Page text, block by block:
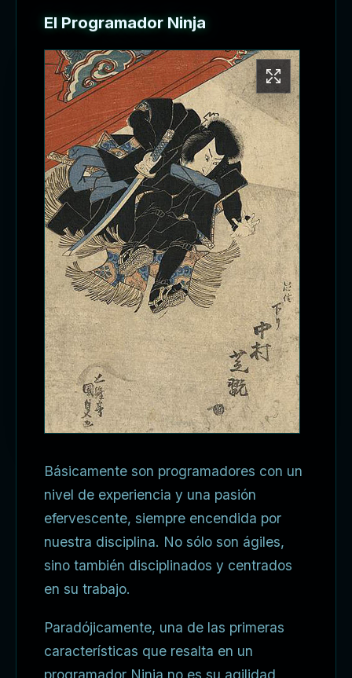
El Programador Ninja
Básicamente son programadores con un
nivel de experiencia y una pasión
efervescente, siempre encendida por
nuestra disciplina. No sólo son ágiles,
sino también disciplinados y centrados
en su trabajo.
Paradójicamente, una de las primeras
características que resalta en un
programador Ninja no es su agilidad,